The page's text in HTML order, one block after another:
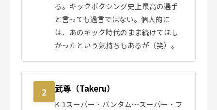
る。キックボクシング史上最高の選手
と言っても過言ではない。個人的に
は、あのキック時代のまま続けてほし
かったという気持ちもあるが（笑）。
2 武尊（Takeru）
K-1スーパー・バンタム〜スーパー・フ